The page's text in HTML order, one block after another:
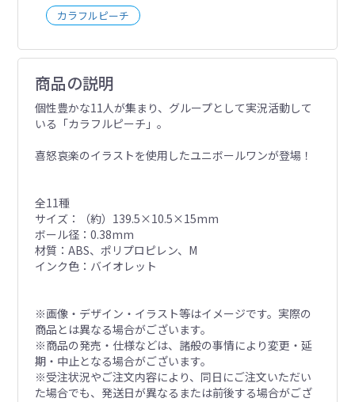
カラフルピーチ
商品の説明
個性豊かな11人が集まり、グループとして実況活動して
いる「カラフルピーチ」。
喜怒哀楽のイラストを使用したユニボールワンが登場！
全11種
サイズ：（約）139.5×10.5×15mm
ボール径：0.38mm
材質：ABS、ポリプロピレン、M
インク色：バイオレット
※画像・デザイン・イラスト等はイメージです。実際の
商品とは異なる場合がございます。
※商品の発売・仕様などは、諸般の事情により変更・延
期・中止となる場合がございます。
※受注状況やご注文内容により、同日にご注文いただい
た場合でも、発送日が異なるまたは前後する場合がござ